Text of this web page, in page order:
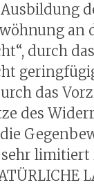
an
durch das
das
des
limitiert